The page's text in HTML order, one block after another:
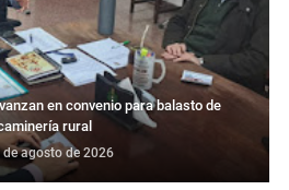
en convenio para balasto de
rural
de agosto de 2026